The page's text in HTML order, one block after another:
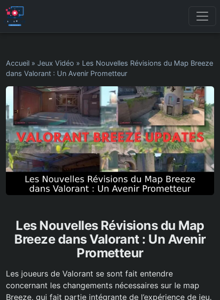
Accueil » Jeux Vidéo » Les Nouvelles Révisions du Map Breeze
dans Valorant : Un Avenir Prometteur
Les Nouvelles Révisions du Map
Breeze dans Valorant : Un Avenir
Prometteur
Les joueurs de Valorant se sont fait entendre
concernant les changements nécessaires sur le map
Breeze, qui fait partie intégrante de l’expérience de jeu.